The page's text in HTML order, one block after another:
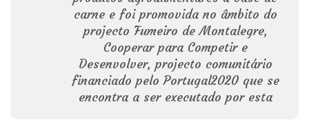
carne e foi promovida no âmbito do
projecto Fumeiro de Montalegre,
Cooperar para Competir e
Desenvolver, projecto comunitário
financiado pelo Portugal2020 que se
encontra a ser executado por esta